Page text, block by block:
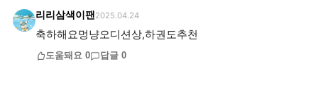
리리삼색이팬 2025.04.24
축하해요멍냥오디션상,하권도추천
도움돼요 0 답글 0